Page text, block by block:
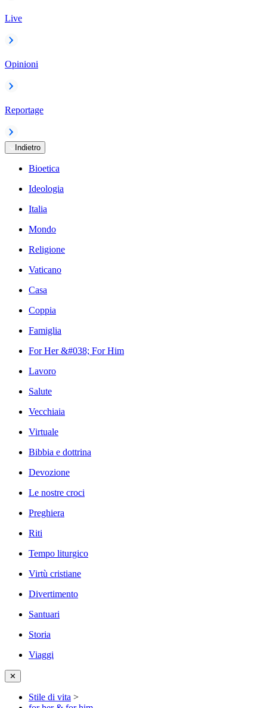
Live
Opinioni
Reportage
Indietro
Bioetica
Ideologia
Italia
Mondo
Religione
Vaticano
Casa
Coppia
Famiglia
For Her &#038; For Him
Lavoro
Salute
Vecchiaia
Virtuale
Bibbia e dottrina
Devozione
Le nostre croci
Preghiera
Riti
Tempo liturgico
Virtù cristiane
Divertimento
Santuari
Storia
Viaggi
✕
Stile di vita >